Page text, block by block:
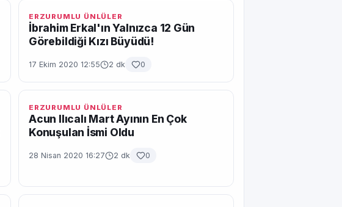
ERZURUMLU ÜNLÜLER
İbrahim Erkal'ın Yalnızca 12 Gün
Görebildiği Kızı Büyüdü!
17 Ekim 2020 12:55 2 dk 0
ERZURUMLU ÜNLÜLER
Acun Ilıcalı Mart Ayının En Çok
Konuşulan İsmi Oldu
28 Nisan 2020 16:27 2 dk 0